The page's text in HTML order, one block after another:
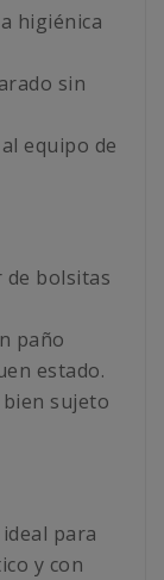
higiénica
sin
equipo de
de bolsitas
paño
estado.
sujeto
para
y con